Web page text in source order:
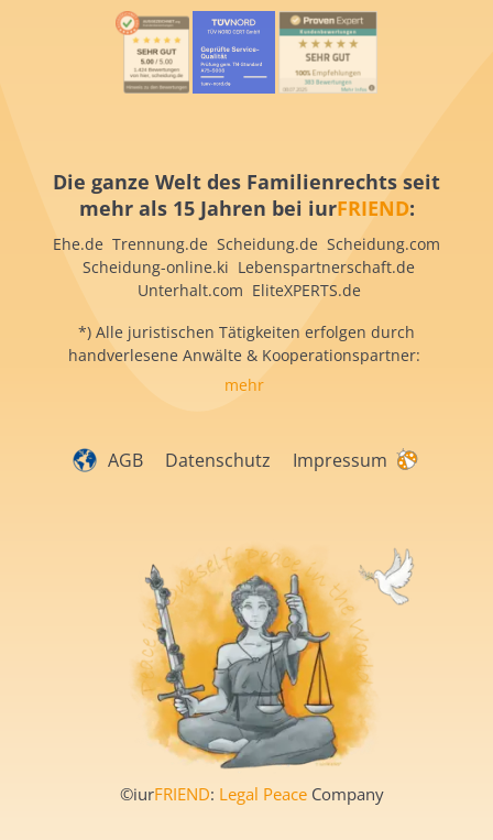
Die ganze Welt des Familienrechts seit
mehr als 15 Jahren bei iurFRIEND:
Ehe.de Trennung.de Scheidung.de Scheidung.com
Scheidung-online.ki Lebenspartnerschaft.de
Unterhalt.com EliteXPERTS.de
*) Alle juristischen Tätigkeiten erfolgen durch
handverlesene Anwälte & Kooperationspartner:
mehr
AGB Datenschutz Impressum
©iurFRIEND: Legal Peace Company